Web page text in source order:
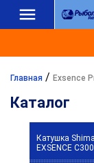
Главная / Exsence
Каталог
Катушка
EXSENCE